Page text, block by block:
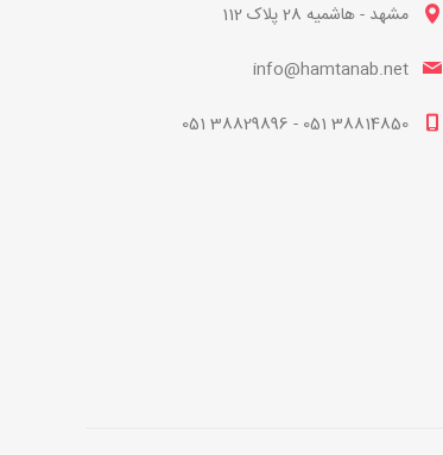
مشهد - هاشمیه 28 پلاک 112
info@hamtanab.net
38814850 051 - 38829896 051